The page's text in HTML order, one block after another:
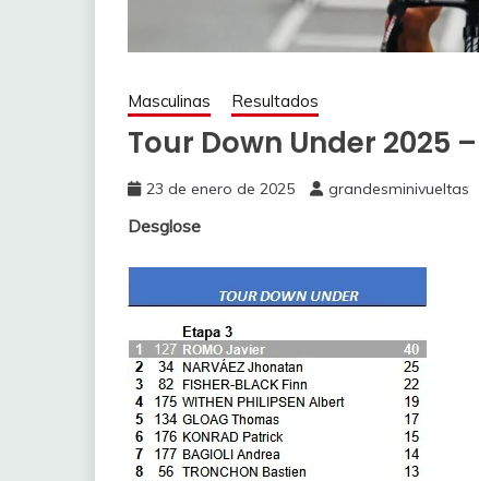
Masculinas Resultados
Tour Down Under 2025
23 de enero de 2025 grandesminivueltas
Desglose